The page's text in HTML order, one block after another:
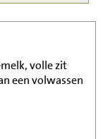
volle zit
een volwassen